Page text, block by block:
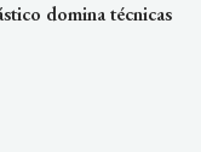
domina técnicas